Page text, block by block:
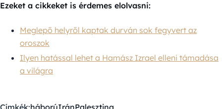
Ezeket a cikkeket is érdemes elolvasni:
Meglepő helyről kaptak durván sok fegyvert az
oroszok
Ilyen hatással lehet a Hamász Izrael elleni támadása
a világra